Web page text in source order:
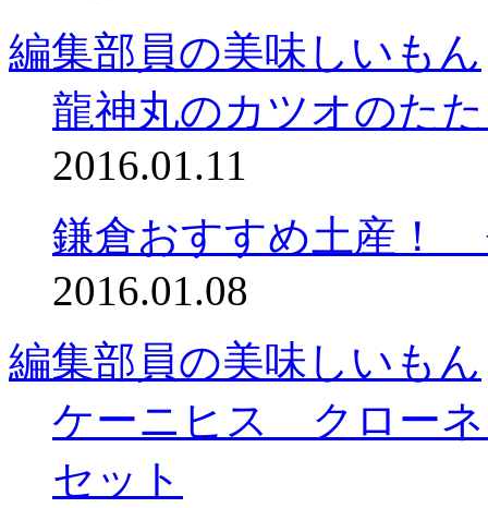
編集部員の美味しいもん
龍神丸のカツオのた
2016.01.11
鎌倉おすすめ土産！
2016.01.08
編集部員の美味しいもん
ケーニヒス クロー
セット